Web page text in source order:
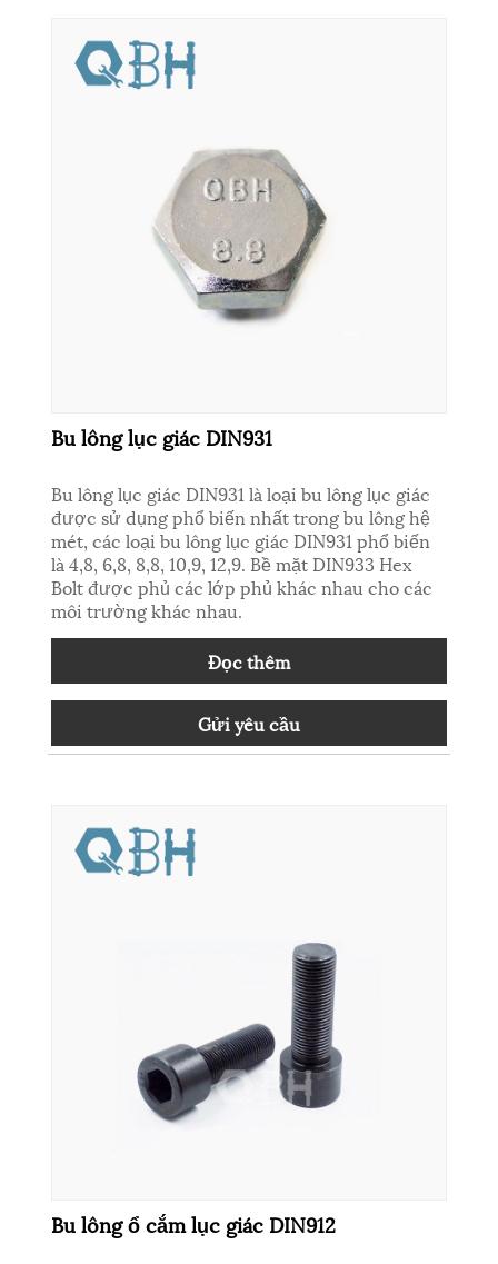
Bu lông lục giác DIN931
Bu lông lục giác DIN931 là loại bu lông lục giác
được sử dụng phổ biến nhất trong bu lông hệ
mét, các loại bu lông lục giác DIN931 phổ biến
là 4,8, 6,8, 8,8, 10,9, 12,9. Bề mặt DIN933 Hex
Bolt được phủ các lớp phủ khác nhau cho các
môi trường khác nhau.
Đọc thêm
Gửi yêu cầu
Bu lông ổ cắm lục giác DIN912